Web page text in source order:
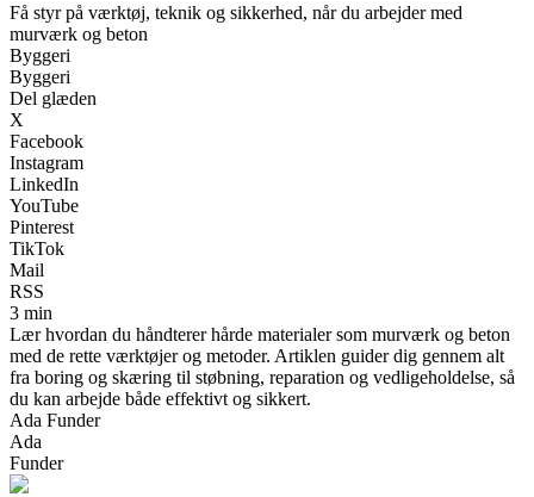
Få styr på værktøj, teknik og sikkerhed, når du arbejder med
murværk og beton
Byggeri
Byggeri
Del glæden
X
Facebook
Instagram
LinkedIn
YouTube
Pinterest
TikTok
Mail
RSS
3 min
Lær hvordan du håndterer hårde materialer som murværk og beton
med de rette værktøjer og metoder. Artiklen guider dig gennem alt
fra boring og skæring til støbning, reparation og vedligeholdelse, så
du kan arbejde både effektivt og sikkert.
Ada Funder
Ada
Funder